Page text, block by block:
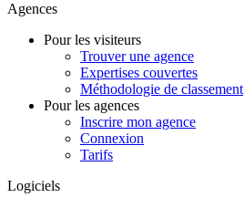
Agences
Pour les visiteurs
Trouver une agence
Expertises couvertes
Méthodologie de classement
Pour les agences
Inscrire mon agence
Connexion
Tarifs
Logiciels